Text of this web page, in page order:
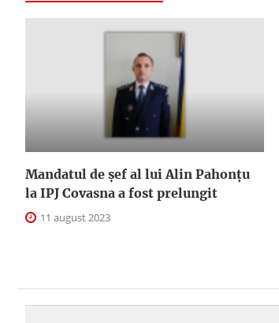
Mandatul de șef al lui Alin Pahonțu
la IPJ Covasna a fost prelungit
11 august 2023